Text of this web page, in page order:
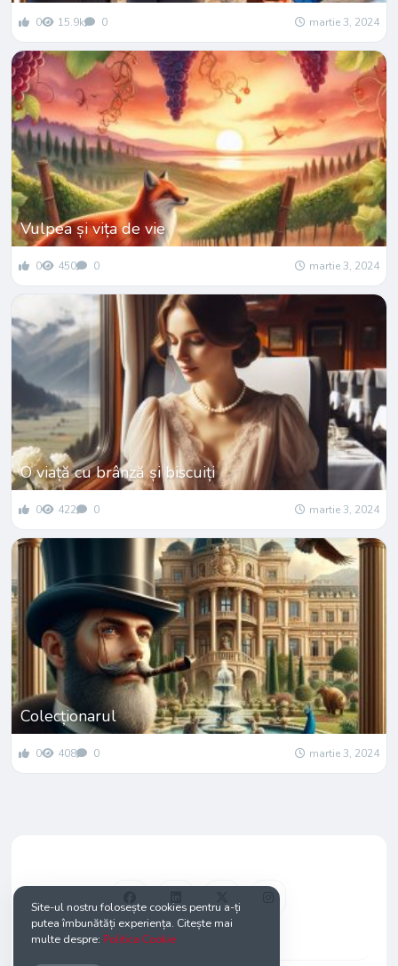
0 15.9k 0 martie 3, 2024
Vulpea și vița de vie
0 450 0 martie 3, 2024
O viață cu brânză și biscuiți
0 422 0 martie 3, 2024
Colecționarul
0 408 0 martie 3, 2024
Site-ul nostru folosește cookies pentru a-ți
putea îmbunătăți experiența. Citește mai
multe despre: Politica Cookie